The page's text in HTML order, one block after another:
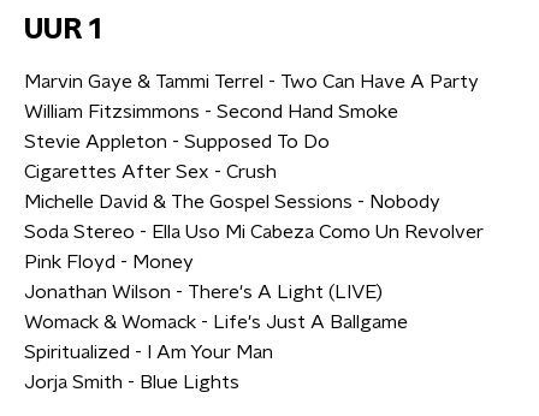
UUR 1
Marvin Gaye & Tammi Terrel - Two Can Have A Party
William Fitzsimmons - Second Hand Smoke
Stevie Appleton - Supposed To Do
Cigarettes After Sex - Crush
Michelle David & The Gospel Sessions - Nobody
Soda Stereo - Ella Uso Mi Cabeza Como Un Revolver
Pink Floyd - Money
Jonathan Wilson - There's A Light (LIVE)
Womack & Womack - Life's Just A Ballgame
Spiritualized - I Am Your Man
​Jorja Smith - Blue Lights